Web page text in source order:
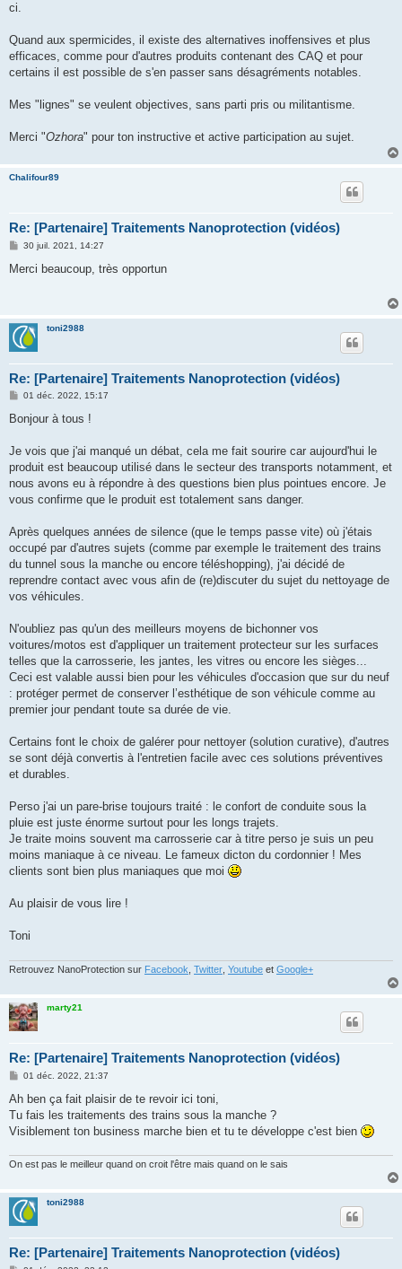
ci.
Quand aux spermicides, il existe des alternatives inoffensives et plus
efficaces, comme pour d'autres produits contenant des CAQ et pour
certains il est possible de s'en passer sans désagréments notables.
Mes "lignes" se veulent objectives, sans parti pris ou militantisme.
Merci "Ozhora" pour ton instructive et active participation au sujet.
Chalifour89
Re: [Partenaire] Traitements Nanoprotection (vidéos)
M
s
30 juil. 2021, 14:27
Merci beaucoup, très opportun
toni2988
Re: [Partenaire] Traitements Nanoprotection (vidéos)
M
s
g
01 déc. 2022, 15:17
Bonjour à tous !
Je vois que j'ai manqué un débat, cela me fait sourire car aujourd'hui le
produit est beaucoup utilisé dans le secteur des transports notamment, et
nous avons eu à répondre à des questions bien plus pointues encore. Je
vous confirme que le produit est totalement sans danger.
Après quelques années de silence (que le temps passe vite) où j'étais
occupé par d'autres sujets (comme par exemple le traitement des trains
du tunnel sous la manche ou encore téléshopping), j'ai décidé de
reprendre contact avec vous afin de (re)discuter du sujet du nettoyage de
vos véhicules.
N'oubliez pas qu'un des meilleurs moyens de bichonner vos
voitures/motos est d'appliquer un traitement protecteur sur les surfaces
telles que la carrosserie, les jantes, les vitres ou encore les sièges...
Ceci est valable aussi bien pour les véhicules d'occasion que sur du neuf
: protéger permet de conserver l’esthétique de son véhicule comme au
premier jour pendant toute sa durée de vie.
Certains font le choix de galérer pour nettoyer (solution curative), d'autres
se sont déjà convertis à l'entretien facile avec ces solutions préventives
et durables.
Perso j'ai un pare-brise toujours traité : le confort de conduite sous la
pluie est juste énorme surtout pour les longs trajets.
Je traite moins souvent ma carrosserie car à titre perso je suis un peu
moins maniaque à ce niveau. Le fameux dicton du cordonnier ! Mes
clients sont bien plus maniaques que moi
Au plaisir de vous lire !
Toni
Retrouvez NanoProtection sur Facebook Twitter Youtube et Google+
marty21
Re: [Partenaire] Traitements Nanoprotection (vidéos)
M
s
a
g
01 déc. 2022, 21:37
Ah ben ça fait plaisir de te revoir ici toni,
Tu fais les traitements des trains sous la manche ?
Visiblement ton business marche bien et tu te développe c'est bien
On est pas le meilleur quand on croit l'être mais quand on le sais
toni2988
Re: [Partenaire] Traitements Nanoprotection (vidéos)